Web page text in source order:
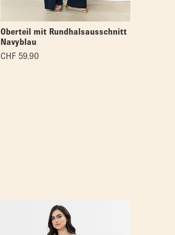
Oberteil mit Rundhalsausschnitt
Navyblau
CHF59.90